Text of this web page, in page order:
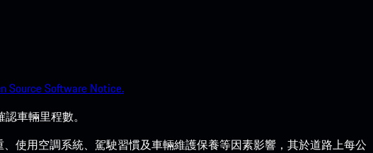
Source Software Notice.
車輛里程數。
使用空調系統、駕駛習慣及車輛維護保養等因素影響，其於道路上每公